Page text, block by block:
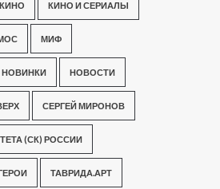
КИНО КИНО И СЕРИАЛЫ
МИФ
НОВИНКИ НОВОСТИ
СЕРГЕЙ МИРОНОВ
(СК) РОССИИ
ТАВРИДА.АРТ